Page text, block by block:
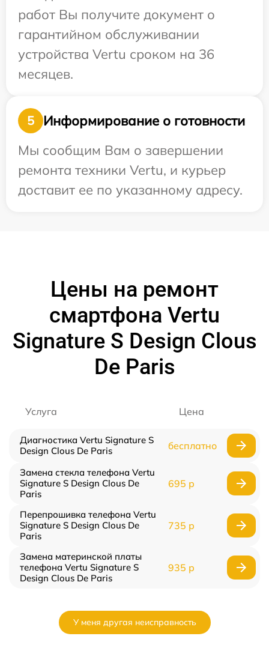
работ Вы получите документ о
гарантийном обслуживании
устройства Vertu сроком на 36
месяцев.
5
Информирование о готовности
Мы сообщим Вам о завершении
ремонта техники Vertu, и курьер
доставит ее по указанному адресу.
Цены на ремонт
смартфона Vertu
Signature S Design Clous
De Paris
Услуга Цена
Диагностика Vertu Signature S
Design Clous De Paris
бесплатно
Замена стекла телефона Vertu
Signature S Design Clous De
Paris
695 р
Перепрошивка телефона Vertu
Signature S Design Clous De
Paris
735 р
Замена материнской платы
телефона Vertu Signature S
Design Clous De Paris
935 р
У меня другая неисправность